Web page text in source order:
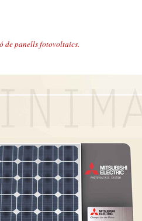
de panells fotovoltaics.